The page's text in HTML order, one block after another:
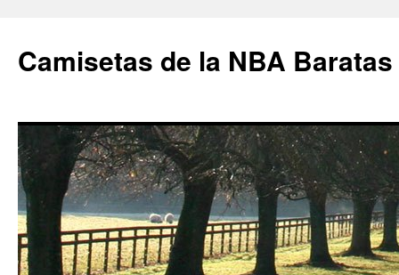
Camisetas de la NBA